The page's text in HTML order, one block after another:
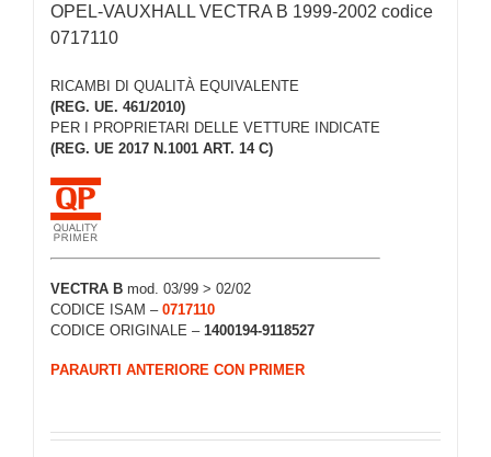
OPEL-VAUXHALL VECTRA B 1999-2002 codice
0717110
RICAMBI DI QUALITÀ EQUIVALENTE
(REG. UE. 461/2010)
PER I PROPRIETARI DELLE VETTURE INDICATE
(REG. UE 2017 N.1001 ART. 14 C)
VECTRA B mod. 03/99 > 02/02
CODICE ISAM – 0717110
CODICE ORIGINALE – 1400194-9118527
PARAURTI ANTERIORE CON PRIMER